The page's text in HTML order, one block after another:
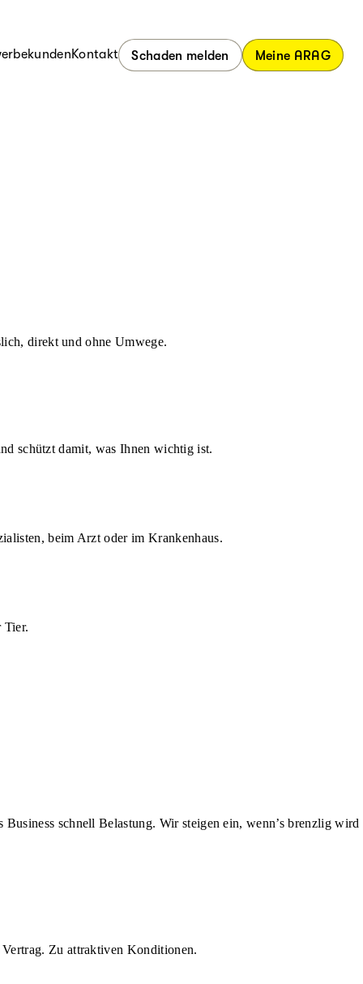
Kontakt Schaden melden Meine ARAG
direkt und ohne Umwege.
schützt damit, was Ihnen wichtig ist.
beim Arzt oder im Krankenhaus.
Tier.
schnell Belastung. Wir steigen ein, wenn’s brenzlig wird
Zu attraktiven Konditionen.